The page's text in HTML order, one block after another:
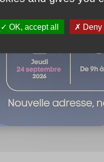
en 2020.
général reste
ou
OK, accept all